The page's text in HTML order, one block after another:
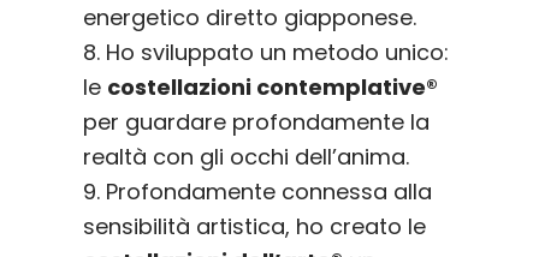
energetico diretto giapponese.
8. Ho sviluppato un metodo unico:
le costellazioni contemplative®
per guardare profondamente la
realtà con gli occhi dell’anima.
9. Profondamente connessa alla
sensibilità artistica, ho creato le